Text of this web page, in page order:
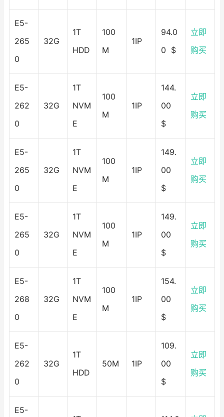
E5-
265
0
32G
1T
HDD
100
M
1IP
94.0
0 $
立即
购买
E5-
262
0
32G
1T
NVM
E
100
M
1IP
144.
00
$
立即
购买
E5-
265
0
32G
1T
NVM
E
100
M
1IP
149.
00
$
立即
购买
E5-
265
0
32G
1T
NVM
E
100
M
1IP
149.
00
$
立即
购买
E5-
268
0
32G
1T
NVM
E
100
M
1IP
154.
00
$
立即
购买
E5-
262
0
32G
1T
HDD
50M 1IP
109.
00
$
立即
购买
E5-